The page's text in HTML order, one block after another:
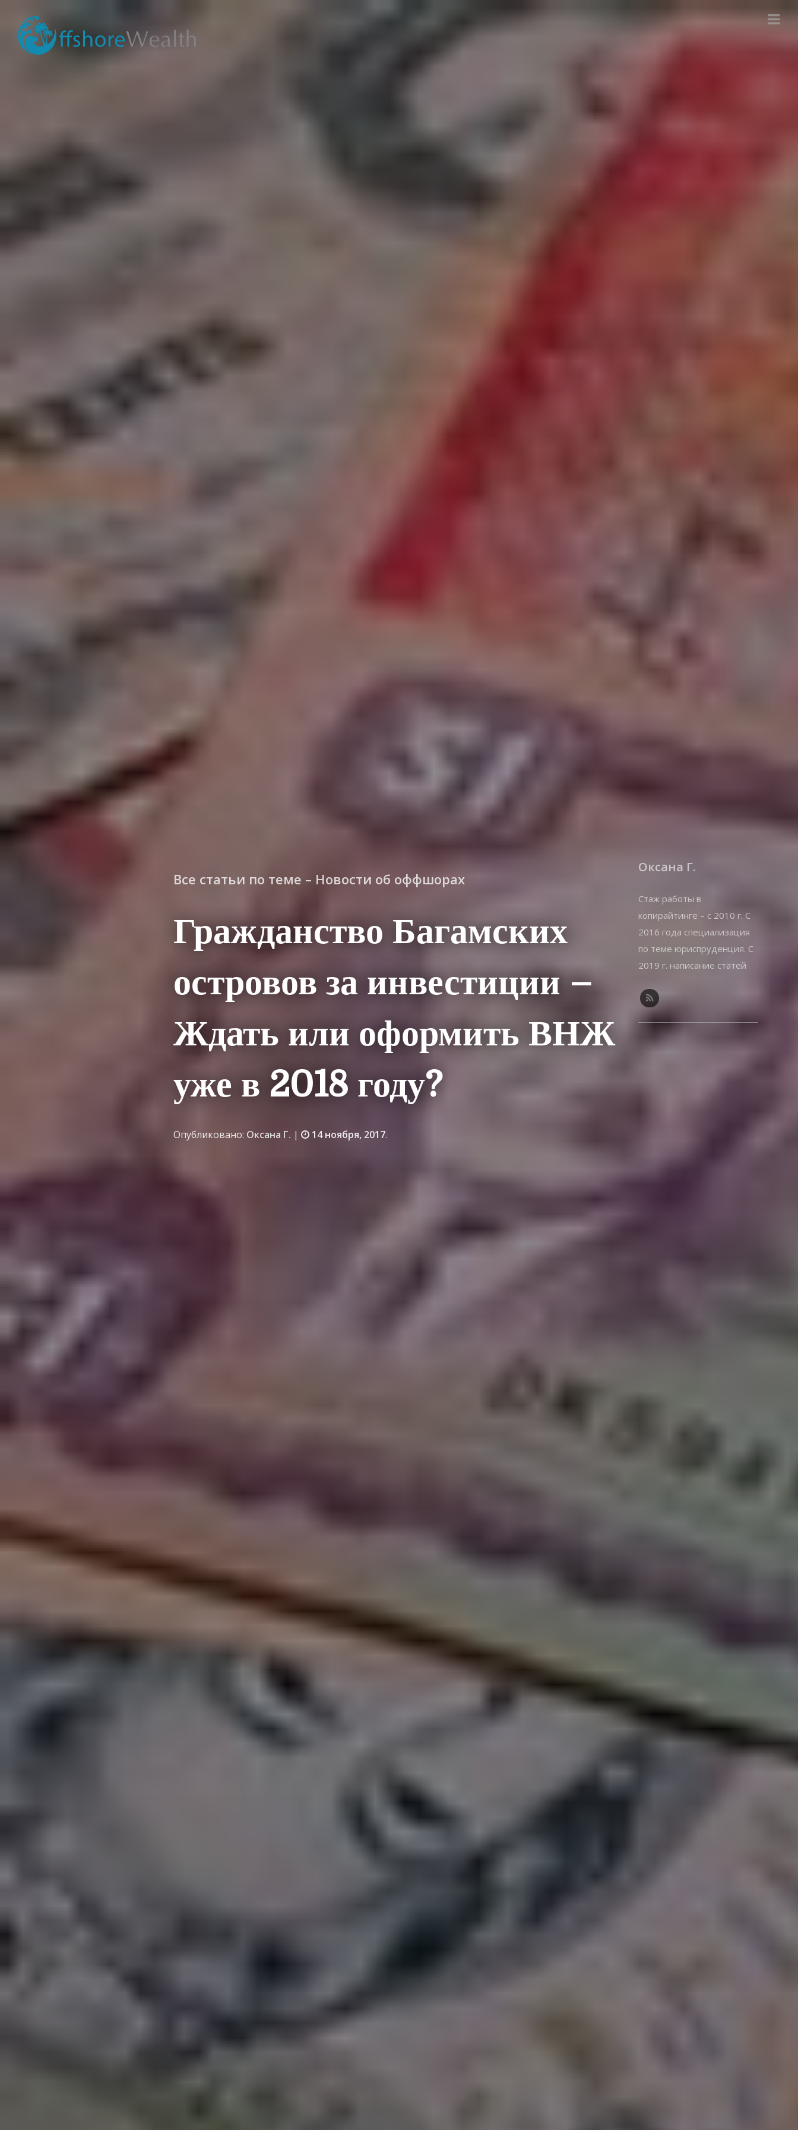
Все статьи по теме – Новости об оффшорах
Гражданство Багамских
островов за инвестиции –
Ждать или оформить ВНЖ
уже в 2018 году?
Опубликовано: Оксана Г. | 14 ноября, 2017.
Оксана Г.
Стаж работы в
копирайтинге – с 2010 г. С
2016 года специализация
по теме юриспруденция. С
2019 г. написание статей
оффшоры, корпоративные,
иммиграционные вопросы.